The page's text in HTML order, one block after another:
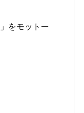
」をモットー